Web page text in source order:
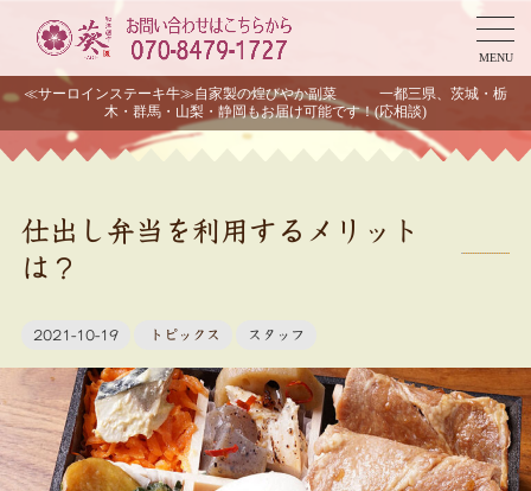
MENU
≪サーロインステーキ牛≫自家製の煌びやか副菜 一都三県、茨城・栃
木・群馬・山梨・静岡もお届け可能です！(応相談)
仕出し弁当を利用するメリット
は？
2021-10-19 トピックス スタッフ